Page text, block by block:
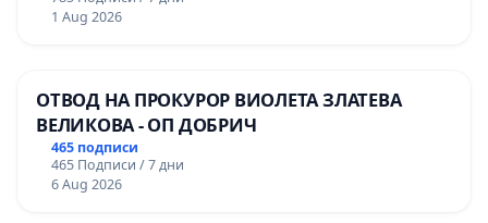
1 Aug 2026
ОТВОД НА ПРОКУРОР ВИОЛЕТА ЗЛАТЕВА
ВЕЛИКОВА - ОП ДОБРИЧ
465 подписи
465 Подписи / 7 дни
6 Aug 2026